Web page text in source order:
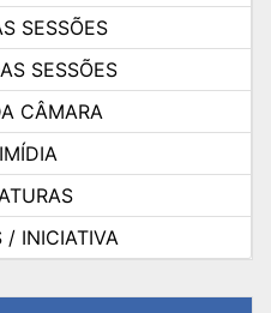
SESSÕES
SESSÕES
CÂMARA
/ INICIATIVA